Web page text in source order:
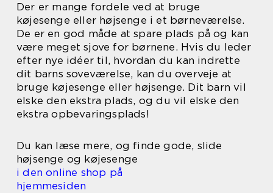
Der er mange fordele ved at bruge
køjesenge eller højsenge i et børneværelse.
De er en god måde at spare plads på og kan
være meget sjove for børnene. Hvis du leder
efter nye idéer til, hvordan du kan indrette
dit barns soveværelse, kan du overveje at
bruge køjesenge eller højsenge. Dit barn vil
elske den ekstra plads, og du vil elske den
ekstra opbevaringsplads!
Du kan læse mere, og finde gode, slide
højsenge og køjesenge
i den online shop på
hjemmesiden